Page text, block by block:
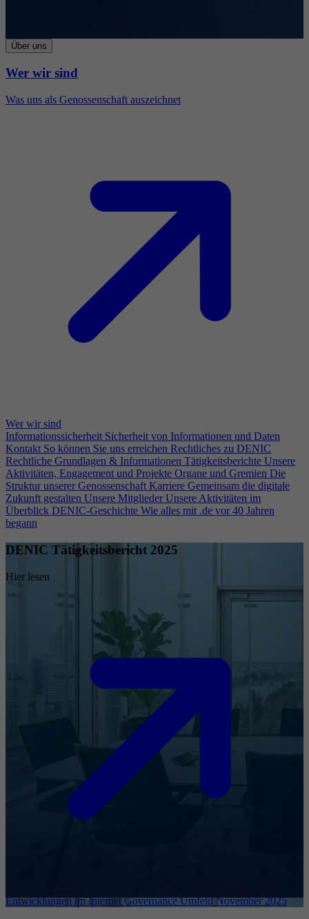
Über uns
Wer wir sind
Was uns als Genossenschaft auszeichnet
Wer wir sind
Informationssicherheit Sicherheit von Informationen und Daten
Kontakt So können Sie uns erreichen Rechtliches zu DENIC
Rechtliche Grundlagen & Informationen Tätigkeitsberichte Unsere
Aktivitäten, Engagement und Projekte Organe und Gremien Die
Struktur unserer Genossenschaft Karriere Gemeinsam die digitale
Zukunft gestalten Unsere Mitglieder Unsere Aktivitäten im
Überblick DENIC-Geschichte Wie alles mit .de vor 40 Jahren
begann
DENIC Tätigkeitsbericht 2025
Hier lesen
Entwicklungen im Internet Governance Umfeld November 2025